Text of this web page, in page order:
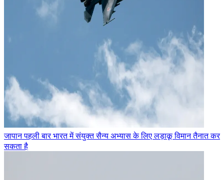
जापान पहली बार भारत में संयुक्त सैन्य अभ्यास के लिए लड़ाकू विमान तैनात कर
सकता है